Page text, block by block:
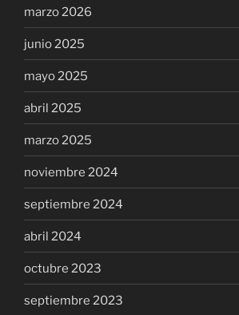
marzo 2026
junio 2025
mayo 2025
abril 2025
marzo 2025
noviembre 2024
septiembre 2024
abril 2024
octubre 2023
septiembre 2023